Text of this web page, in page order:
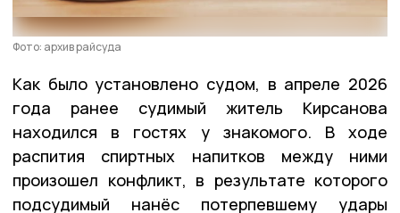
Фото: архив райсуда
Как было установлено судом, в апреле 2026
года ранее судимый житель Кирсанова
находился в гостях у знакомого. В ходе
распития спиртных напитков между ними
произошел конфликт, в результате которого
подсудимый нанёс потерпевшему удары